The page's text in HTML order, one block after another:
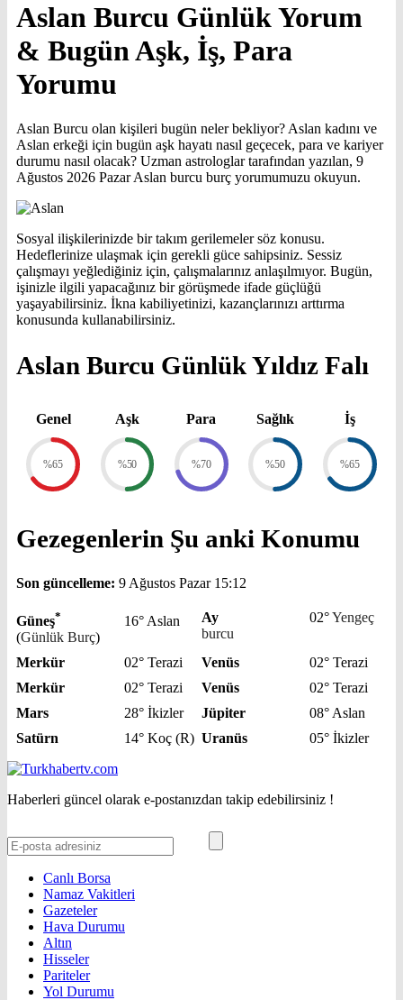
Aslan Burcu Günlük Yorum
& Bugün Aşk, İş, Para
Yorumu
Aslan Burcu olan kişileri bugün neler bekliyor? Aslan kadını ve
Aslan erkeği için bugün aşk hayatı nasıl geçecek, para ve kariyer
durumu nasıl olacak? Uzman astrologlar tarafından yazılan, 9
Ağustos 2026 Pazar Aslan burcu burç yorumumuzu okuyun.
Sosyal ilişkilerinizde bir takım gerilemeler söz konusu.
Hedeflerinize ulaşmak için gerekli güce sahipsiniz. Sessiz
çalışmayı yeğlediğiniz için, çalışmalarınız anlaşılmıyor. Bugün,
işinizle ilgili yapacağınız bir görüşmede ifade güçlüğü
yaşayabilirsiniz. İkna kabiliyetinizi, kazançlarınızı arttırma
konusunda kullanabilirsiniz.
Aslan Burcu Günlük Yıldız Falı
Genel
%65
Aşk
%50
Para
%70
Sağlık
%50
İş
%65
Gezegenlerin Şu anki Konumu
Son güncelleme: 9 Ağustos Pazar 15:12
Güneş*
16° Aslan
(Günlük Burç)
Ay 02°Yengeç
burcu
Merkür
02° Terazi Venüs
02° Terazi
Merkür
02° Terazi Venüs
02° Terazi
Mars
28° İkizler Jüpiter
08° Aslan
Satürn
14° Koç (R) Uranüs 05° İkizler
Haberleri güncel olarak e-postanızdan takip edebilirsiniz !
Canlı Borsa
Namaz Vakitleri
Gazeteler
Hava Durumu
Altın
Hisseler
Pariteler
Yol Durumu